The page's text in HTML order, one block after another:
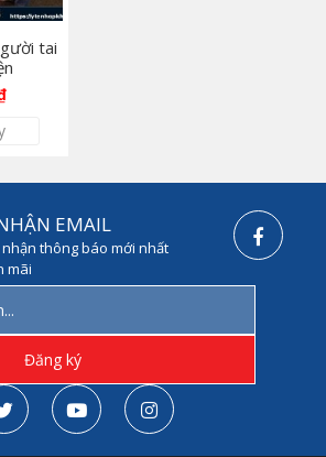
tai
EMAIL
thông báo mới nhất
mãi